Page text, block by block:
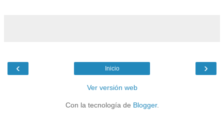
‹ ›
Inicio
Ver versión web
Con la tecnología de Blogger.